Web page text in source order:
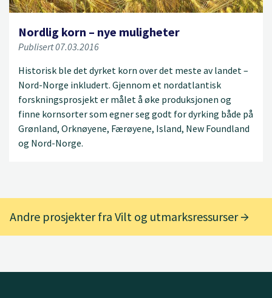
Nordlig korn – nye muligheter
Publisert 07.03.2016
Historisk ble det dyrket korn over det meste av landet –
Nord-Norge inkludert. Gjennom et nordatlantisk
forskningsprosjekt er målet å øke produksjonen og
finne kornsorter som egner seg godt for dyrking både på
Grønland, Orknøyene, Færøyene, Island, New Foundland
og Nord-Norge.
Andre prosjekter fra Vilt og utmarksressurser